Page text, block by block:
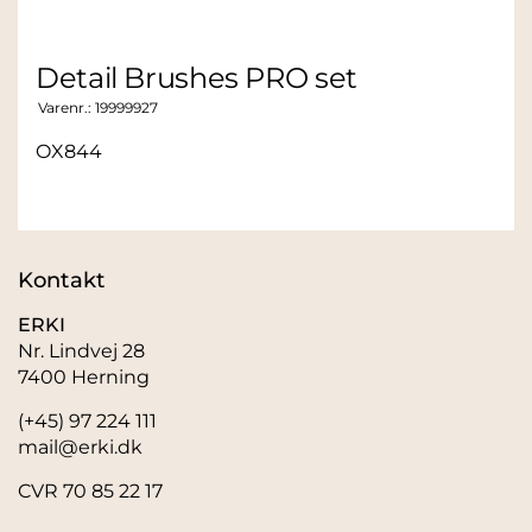
Detail Brushes PRO set
Varenr.: 19999927
OX844
Kontakt
ERKI
Nr. Lindvej 28
7400 Herning
(+45) 97 224 111
mail@erki.dk
CVR 70 85 22 17